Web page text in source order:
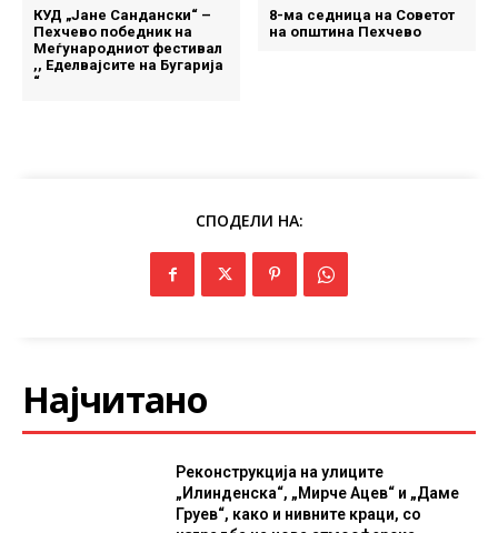
КУД „Јане Сандански“ –
Пехчево победник на
Меѓународниот фестивал
,, Еделвајсите на Бугарија
“
8-ма седница на Советот
на општина Пехчево
СПОДЕЛИ НА:
Најчитано
Реконструкција на улиците
„Илинденска“, „Мирче Ацев“ и „Даме
Груев“, како и нивните краци, со